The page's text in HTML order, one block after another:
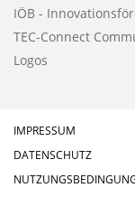
IÖB -
TEC-Connect
Logos
IMPRESSUM
DATENSCHUTZ